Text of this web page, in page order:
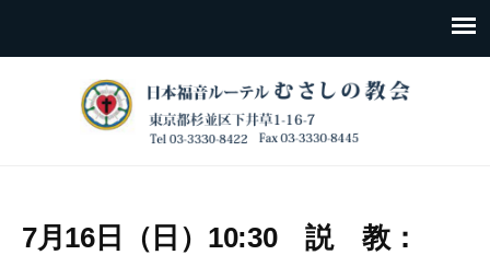
7月16日（日）10:30 説 教：